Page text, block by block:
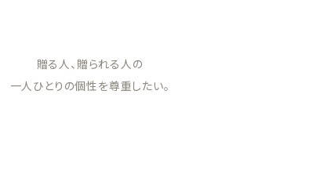
贈る人、贈られる人の
一人ひとりの個性を尊重したい。